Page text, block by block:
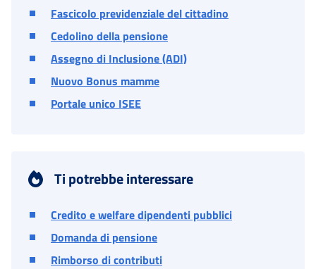
Fascicolo previdenziale del cittadino
Cedolino della pensione
Assegno di Inclusione (ADI)
Nuovo Bonus mamme
Portale unico ISEE
Ti potrebbe interessare
Credito e welfare dipendenti pubblici
Domanda di pensione
Rimborso di contributi